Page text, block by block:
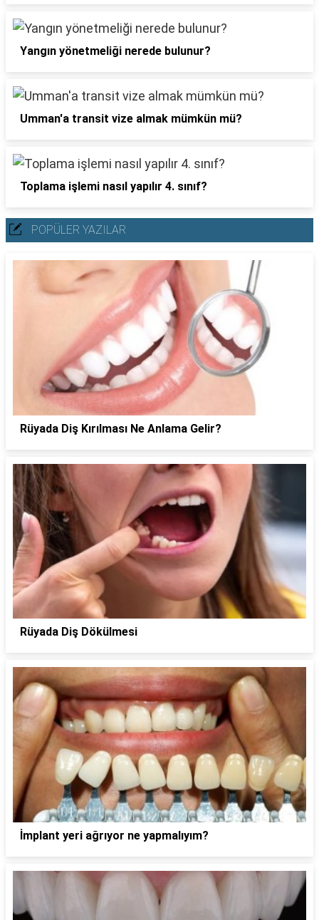
Yangın yönetmeliği nerede bulunur?
Umman'a transit vize almak mümkün mü?
Toplama işlemi nasıl yapılır 4. sınıf?
POPÜLER YAZILAR
Rüyada Diş Kırılması Ne Anlama Gelir?
Rüyada Diş Dökülmesi
İmplant yeri ağrıyor ne yapmalıyım?